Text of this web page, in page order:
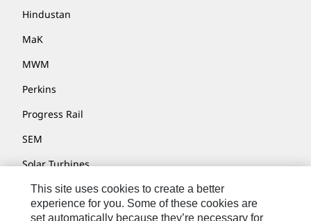
Hindustan
MaK
MWM
Perkins
Progress Rail
SEM
Solar Turbines
SPM Oil & Gas
Turner Powertrain Systems
This site uses cookies to create a better
experience for you. Some of these cookies are
set automatically because they’re necessary for